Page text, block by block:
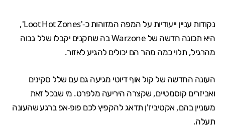
נקודות עניין ייעודיות על המפה המזוהות כ-'Loot Hot Zones',
היא תכונה חדשה של Warzone בה שחקנים יקבלו שלל גבוה
מהרגיל, תלוי כמה מהר הם יכולים להגיע לאזור.
העונה החדשה של קול אוף דיוטי מגיעה גם עם שלל סקינים
ואביזרים קוסמטיים, שקצרה היריעה מלפרט. מי שבכל זאת
מעוניין בהם, אקטיביז'ן תדאג להקפיץ לכם פופ-אפ ברגע שהעונה
תעלה.